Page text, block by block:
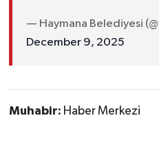
— Haymana Belediyesi
December 9, 2025
Muhabir: Haber Merkezi